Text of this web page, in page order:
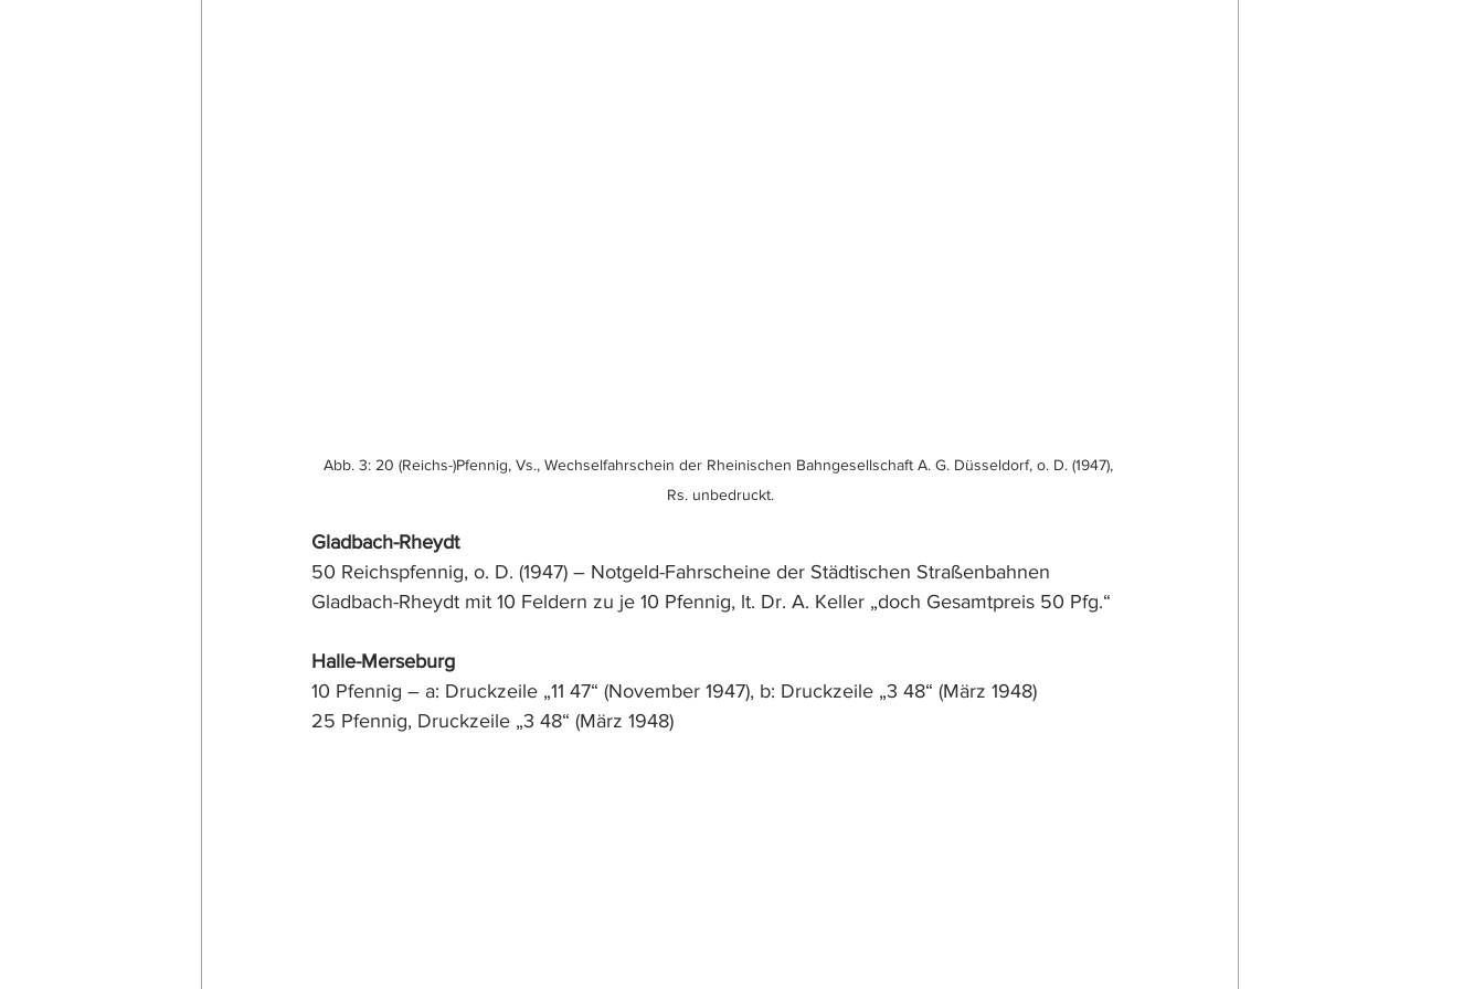
Abb. 3: 20 (Reichs-)Pfennig, Vs., Wechselfahrschein der Rheinischen Bahngesellschaft A. G. Düsseldorf, o. D. (1947),
Rs. unbedruckt.
Gladbach-Rheydt
50 Reichspfennig, o. D. (1947) – Notgeld-Fahrscheine der Städtischen Straßenbahnen
Gladbach-Rheydt mit 10 Feldern zu je 10 Pfennig, lt. Dr. A. Keller „doch Gesamtpreis 50 Pfg.“
Halle-Merseburg
10 Pfennig – a: Druckzeile „11 47“ (November 1947), b: Druckzeile „3 48“ (März 1948)
25 Pfennig, Druckzeile „3 48“ (März 1948)